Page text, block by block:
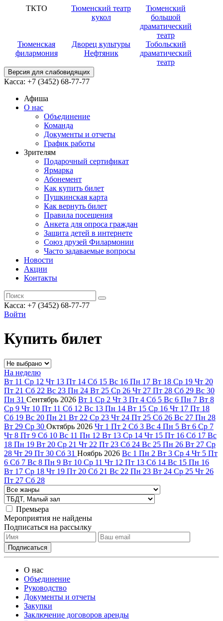
ТКТО
Тюменский театр
кукол
Тюменский
большой
драматический
театр
Тюменская
филармония
Дворец культуры
Нефтяник
Тобольский
драматический
театр
Версия для слабовидящих
Касса: +7 (3452) 68-77-77
Афиша
О нас
Объединение
Команда
Документы и отчеты
График работы
Зрителям
Подарочный сертификат
Ярмарка
Абонемент
Как купить билет
Пушкинская карта
Как вернуть билет
Правила посещения
Анкета для опроса граждан
Защита детей в интернете
Союз друзей Филармонии
Часто задаваемые вопросы
Новости
Акции
Контакты
Касса: +7 (3452) 68-77-77
Войти
Купить билет
На неделю
Вт 11 Ср 12 Чт 13 Пт 14 Сб 15 Вс 16 Пн 17 Вт 18 Ср 19 Чт 20
Пт 21 Сб 22 Вс 23 Пн 24 Вт 25 Ср 26 Чт 27 Пт 28 Сб 29 Вс 30
Пн 31 Сентябрь 2026 Вт 1 Ср 2 Чт 3 Пт 4 Сб 5 Вс 6 Пн 7 Вт 8
Ср 9 Чт 10 Пт 11 Сб 12 Вс 13 Пн 14 Вт 15 Ср 16 Чт 17 Пт 18
Сб 19 Вс 20 Пн 21 Вт 22 Ср 23 Чт 24 Пт 25 Сб 26 Вс 27 Пн 28
Вт 29 Ср 30 Октябрь 2026 Чт 1 Пт 2 Сб 3 Вс 4 Пн 5 Вт 6 Ср 7
Чт 8 Пт 9 Сб 10 Вс 11 Пн 12 Вт 13 Ср 14 Чт 15 Пт 16 Сб 17 Вс
18 Пн 19 Вт 20 Ср 21 Чт 22 Пт 23 Сб 24 Вс 25 Пн 26 Вт 27 Ср
28 Чт 29 Пт 30 Сб 31 Ноябрь 2026 Вс 1 Пн 2 Вт 3 Ср 4 Чт 5 Пт
6 Сб 7 Вс 8 Пн 9 Вт 10 Ср 11 Чт 12 Пт 13 Сб 14 Вс 15 Пн 16
Вт 17 Ср 18 Чт 19 Пт 20 Сб 21 Вс 22 Пн 23 Вт 24 Ср 25 Чт 26
Пт 27 Сб 28
Премьера
Мероприятия не найдены
Подписаться на рассылку
О нас
Объединение
Руководство
Документы и отчеты
Закупки
Заключение договоров аренды